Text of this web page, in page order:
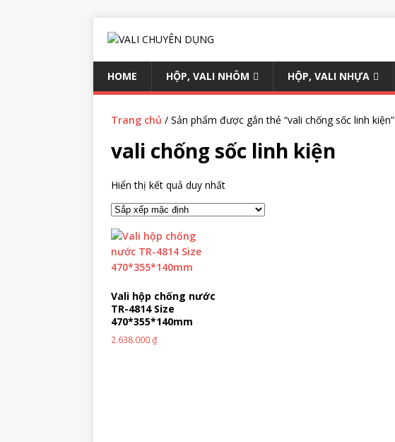
HOME HỘP, VALI NHÔM HỘP, VALI NHỰA
Trang chủ / Sản phẩm được gắn thẻ “vali chống sốc linh kiện”
vali chống sốc linh kiện
Hiển thị kết quả duy nhất
Vali hộp chống nước
TR-4814 Size
470*355*140mm
2.638.000₫